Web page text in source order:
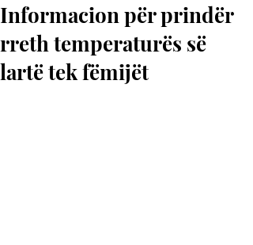
Informacion për prindër
rreth temperaturës së
lartë tek fëmijët